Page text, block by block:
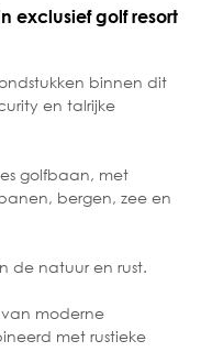
exclusief golf resort
binnen dit
en talrijke
golfbaan, met
bergen, zee en
de natuur en rust.
van moderne
met rustieke